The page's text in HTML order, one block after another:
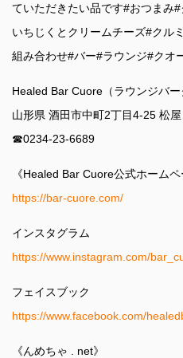
ていただきたい品です#おつまみ
いちじくとクリームチーズ#クル
組み合わせ#バー#ラウンジ#クオ
Healed Bar Cuore（ラウンジバー
山形県 酒田市中町2丁目4-25 松
☎︎0234-23-6689
《Healed Bar Cuore公式ホームペ
https://bar-cuore.com/
インスタグラム
https://www.instagram.com/
フェイスブック
https://www.facebook.com/
《んめちゃ . net》